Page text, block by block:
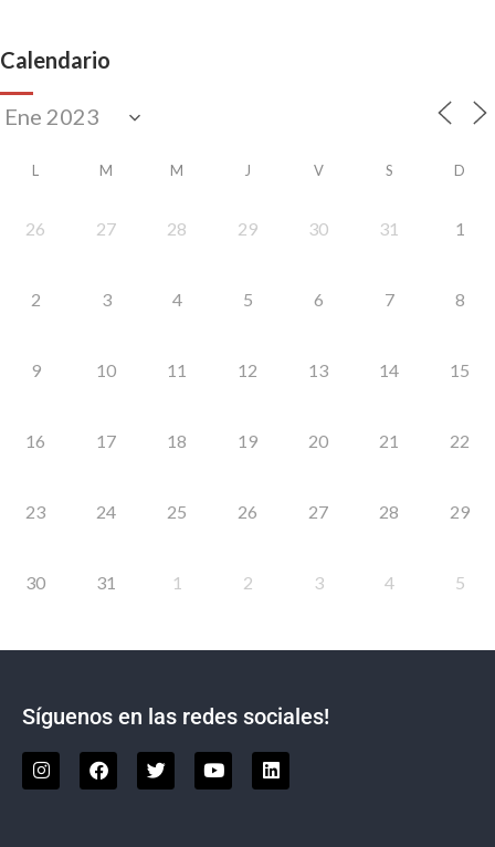
Calendario
L M M J V S D
26 27 28 29 30 31 1
2 3 4 5 6 7 8
9 10 11 12 13 14 15
16 17 18 19 20 21 22
23 24 25 26 27 28 29
30 31 1 2 3 4 5
Síguenos en las redes sociales!